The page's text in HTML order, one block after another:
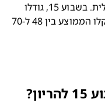
הקטנטן שלך הוא בערך בגודל של אשכולית. בשבוע 15, גודלו
הממוצע של העובר הוא כ-12 ס"מ, ומשקלו הממוצע בין 48 ל-70